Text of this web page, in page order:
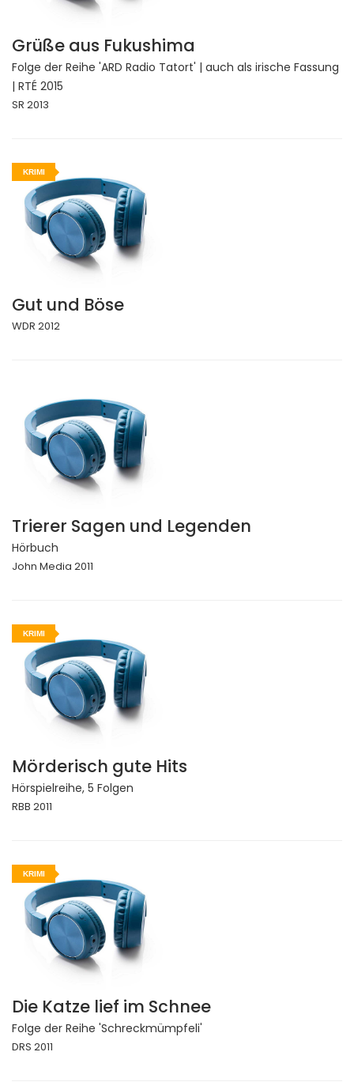
Grüße aus Fukushima
Folge der Reihe 'ARD Radio Tatort' | auch als irische Fassung
| RTÉ 2015
SR 2013
KRIMI
Gut und Böse
WDR 2012
Trierer Sagen und Legenden
Hörbuch
John Media 2011
KRIMI
Mörderisch gute Hits
Hörspielreihe, 5 Folgen
RBB 2011
KRIMI
Die Katze lief im Schnee
Folge der Reihe 'Schreckmümpfeli'
DRS 2011